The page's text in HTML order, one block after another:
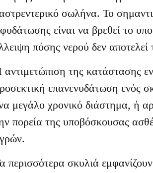
σωλήνα. Το
είναι να βρεθεί το
πόσης νερού δεν αποτελεί
της κατάστασης
επανενυδάτωση ενός
μεγάλο χρονικό διάστημα, ή
πορεία της υποβόσκουσας
περισσότερα σκυλιά